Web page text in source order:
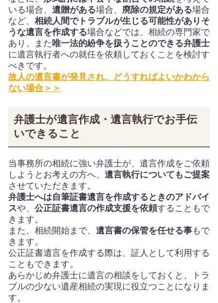
いる場合、 遺贈がある場合、 廃除の規定がある場合
など、 相続人間でトラブルが生じる可能性がありそ
うな遺言を作成する場合などでは、相続の専門家で
あり、また唯一法的紛争を扱うことのできる弁護士
に遺言執行者への就任を依頼しておくことを検討す
べきです。
故人の遺言書が発見され、どうすればよいかわから
ない場合＞＞
弁護士が遺言作成・遺言執行でお手伝
いできること
当事務所の相続に強い弁護士が、遺言作成をご依頼
しようとお考えの方へ、 遺言執行についてもご提案
させていただきます。
弁護士へは自筆証書遺言を作成するときのアドバイ
スや、 公正証書遺言の作成支援を依頼することもで
きます。
また、相続開始まで、 遺言書の保管を任せる事もで
きます。
公正証書遺言を作成する際は、証人として利用する
こともできます。
あらかじめ弁護士に遺言の相談をしておくと、トラ
ブルの少ない遺産相続の実現に役立つことになりま
す。